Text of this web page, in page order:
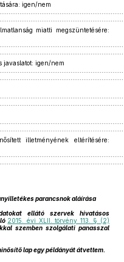
igen/nem
miatti megszüntetésére:
javaslatot: igen/nem
illetményének eltérítésére:
parancsnok aláírása
ellátó szervek hivatásos
2015. évi XLII. törvény 113. § (2)
szemben szolgálati panasszal
lap egy példányát átvettem.